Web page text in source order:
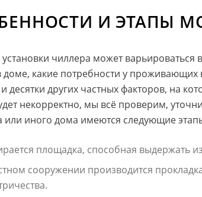
И ЭТАПЫ
чиллера может варьироваться
доме, какие потребности у
десятки других частных факторов, на
некорректно, мы всё проверим,
или иного дома имеются следующие
площадка, способная выдержать
сооружении производится